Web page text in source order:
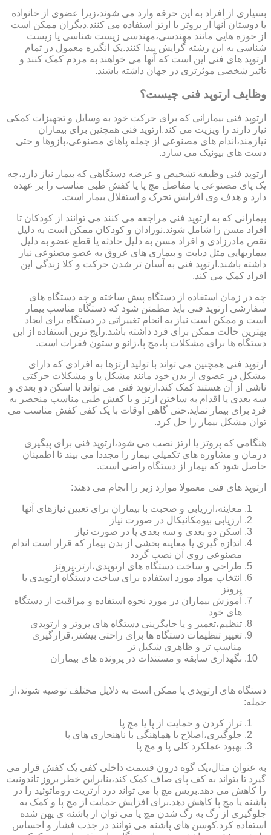
بسیاری از افراد به این حرفه وارد می شوند،زیرا عضوی از خانواده
یا دوستان آنها از پروتز یا ارتز استفاده می کنند.دیگران ممکن است
از حوزه هایی مانند مهندسی،مهندسی زیست شناسی یا زیست
شناسی به این رشته گرایش پیدا کنند.یک انگیزه معمول در تمام
ارتوپد های فنی این است که آنها می خواهند به مردم کمک کنند و
تاثیر شخصی موثرتری در جهان داشته باشند.
وظایف ارتوپد فنی چیست؟
ارتوپد فنی بیمارانی که برای حرکت خود به وسایل و تجهیزات کمکی
نیاز دارند را ویزیت می کند.ارتوپد فنی همچنین برای بیماران
نیازمند،اندام های مصنوعی از جمله پاهای مصنوعی،بازوها و حتی
دست های بیونیک می سازد.
ارتوپد فنی وظیفه تشخیص و عرضه دستگاهی که بیمار نیاز دارد،چه
یک پای مصنوعی یا مفاصل مچ پا یا کفش طبی مناسب را بر عهده
دارد و هدف وی افزایش تحرک و استقلال بیمار است.
بیمارانی که به ارتوپد فنی مراجعه می کنند می توانند از کودکان تا
افراد مسن را شامل شوند.نوزادان و کودکان ممکن است به دلیل
نقص مادرزادی و افراد مسن به دلیل حادثه یا قطع عضو به دلیل
بیماریهایی مثل دیابت و بیماری های عروق به عضو مصنوعی نیاز
داشته باشند.ارتوپد فنی به آسان تر شدن حرکت و کلا زندگی این
افراد کمک می کند.
چه در زمان استفاده از دستگاه پیش ساخته و چه دستگاه های
سفارشی ارتوپد فنی باید مطمئن شود که دستگاه مناسب بیمار
است و ممکن است نیاز به انجام تغییراتی در دستگاه برای ایجاد
بهترین حالت ممکن برای فرد داشته باشد.رایج ترین استفاده از این
دستگاه ها برای مشکلات پا،مچ پا،زانو و ستون فقرات است.
ارتوپد فنی همچنین می تواند با تولید ارتزها به افرادی که دارای
مشکل در عضوی از بدن خود مانند مشکل پا و مشکلات حرکتی
ناشی از آن هستند کمک کند.ارتوپد فنی می تواند با اسکن دو بعدی و
سه بعدی پا اقدام به ساختن ارتز و یا کفش طبی مناسب منحصر به
فرد برای بیمار نماید.حتی گاهی اوقات با یک کفی کفش مناسب می
توان مشکل بیمار را حل کرد.
هنگامی که پروتز یا ارتز نصب می شود،ارتوپد فنی برای پیگیری
درمان و مشاوره های تکمیلی بیمار را مجددا می بیند تا اطمینان
حاصل شود که بیمار از دستگاه راضی است.
ارتوپد های فنی معمولا موارد زیر را انجام می دهند:
معاینه،ارزیابی و صحبت با بیماران برای تعیین نیازهای آنها
ارزیابی بیومکانیکال در صورت نیاز
اسکن دو بعدی و سه بعدی پا در صورت نیاز
اندازه گیری یا معاینه بخشی از بدن بیمار که قرار است اندام
مصنوعی روی آن نصب گردد
طراحی و ساخت دستگاه های ارتوپدی،ارتز،پروتز
انتخاب مواد مورد استفاده برای ساخت دستگاه ارتوپدی یا
پروتز
آموزش بیماران در مورد نحوه استفاده و مراقبت از دستگاه
های خود
تنظیم،تعمیر و یا جایگزینی دستگاه های پروتز و ارتوپدی
تغییر تنظیمات دستگاه ها برای راحتی بیشتر،قرارگیری
مناسب تر و ظاهری شکیل تر
نگهداری سابقه و مستندات در پرونده های بیماران
دستگاه های ارتوپدی پا ممکن است به دلایل مختلف توصیه شوند،از
جمله:
تراز کردن و حمایت از پا یا مچ پا
جلوگیری،اصلاح یا هماهنگی با ناهنجاری های پا
بهبود عملکرد کلی پا و مچ پا
به عنوان مثال،یک گوه درون قسمت داخلی کفی یک کفش قرار می
گیرد تا بتواند به کف پای صاف کمک کند،بنابراین خطر بروز تاندونیت
را کاهش می دهد.بریس مچ پا می تواند درد آرتریت روماتوئید را در
پاشنه یا مچ پا کاهش دهد.برای افزایش حمایت از مچ پا و کمک به
جلوگیری از رگ به رگ شدن مچ پا می توان از پاشنه ی پهن شده
استفاده کرد.کوسن های پاشنه می توانند در جذب فشار و احساس